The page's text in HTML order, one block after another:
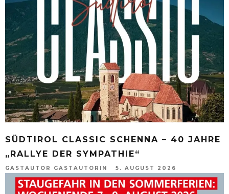
SÜDTIROL CLASSIC SCHENNA – 40 JAHRE
„RALLYE DER SYMPATHIE“
GASTAUTOR GASTAUTORIN 5. AUGUST 2026